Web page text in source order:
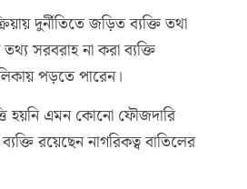
দুর্নীতিতে জড়িত ব্যক্তি তথা
সরবরাহ না করা ব্যক্তি
পড়তে পারেন।
হয়নি এমন কোনো ফৌজদারি
রয়েছেন নাগরিকত্ব বাতিলের